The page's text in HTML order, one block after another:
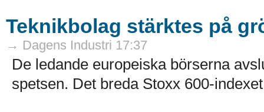
Teknikbolag stärktes på
→ Dagens Industri 17:37
De ledande europeiska börserna
spetsen. Det breda Stoxx 600-